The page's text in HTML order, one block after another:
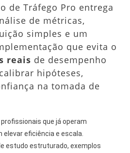
de Tráfego Pro entrega
de métricas,
simples e um
que evita o
reais de desempenho
hipóteses,
na tomada de
que já operam
eficiência e escala.
estudo estruturado, exemplos